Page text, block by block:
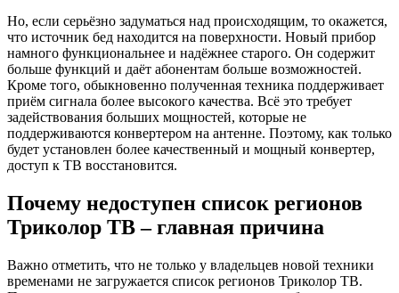
Но, если серьёзно задуматься над происходящим, то окажется,
что источник бед находится на поверхности. Новый прибор
намного функциональнее и надёжнее старого. Он содержит
больше функций и даёт абонентам больше возможностей.
Кроме того, обыкновенно полученная техника поддерживает
приём сигнала более высокого качества. Всё это требует
задействования больших мощностей, которые не
поддерживаются конвертером на антенне. Поэтому, как только
будет установлен более качественный и мощный конвертер,
доступ к ТВ восстановится.
Почему недоступен список регионов
Триколор ТВ – главная причина
Важно отметить, что не только у владельцев новой техники
временами не загружается список регионов Триколор ТВ.